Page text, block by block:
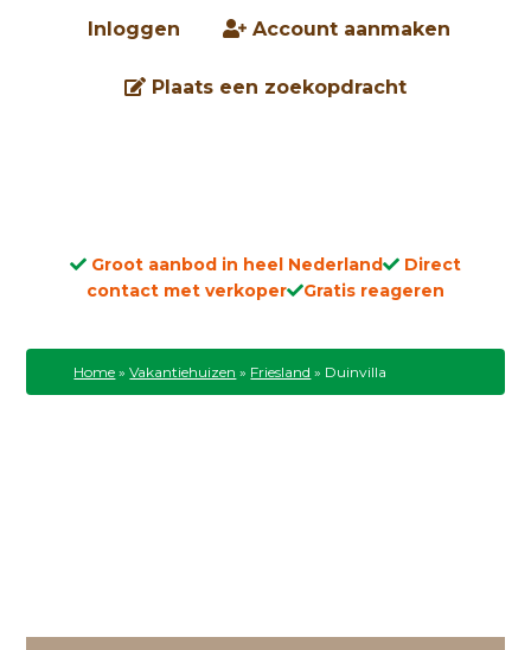
Inloggen Account aanmaken
Plaats een zoekopdracht
Groot aanbod in heel Nederland
Direct
contact met verkoper
Gratis reageren
Home »Vakantiehuizen » Friesland » Duinvilla